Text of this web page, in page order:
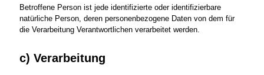
Betroffene Person ist jede identifizierte oder identifizierbare
natürliche Person, deren personenbezogene Daten von dem für
die Verarbeitung Verantwortlichen verarbeitet werden.
c) Verarbeitung